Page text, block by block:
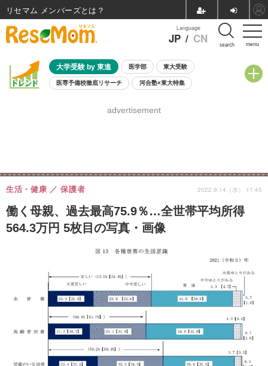
menu
Language
JP / CN search
大学受験 by 東進 医学部 東大受験
医専予備校徹底リサーチ 河合塾×東大特集
8月開催学校説明会・相談会
advertisement
働く母親、過去最高75.9％…全世帯平均所得
564.3万円 5枚目の写真・画像
生活・健康 保護者 2022.9.14（水） 11:45
リセマム メンバーズ